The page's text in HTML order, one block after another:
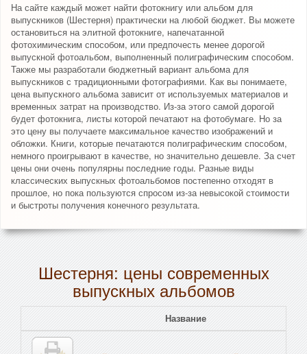
На сайте каждый может найти фотокнигу или альбом для
выпускников (Шестерня) практически на любой бюджет. Вы можете
остановиться на элитной фотокниге, напечатанной
фотохимическим способом, или предпочесть менее дорогой
выпускной фотоальбом, выполненный полиграфическим способом.
Также мы разработали бюджетный вариант альбома для
выпускников с традиционными фотографиями. Как вы понимаете,
цена выпускного альбома зависит от используемых материалов и
временных затрат на производство. Из-за этого самой дорогой
будет фотокнига, листы которой печатают на фотобумаге. Но за
это цену вы получаете максимальное качество изображений и
обложки. Книги, которые печатаются полиграфическим способом,
немного проигрывают в качестве, но значительно дешевле. За счет
цены они очень популярны последние годы. Разные виды
классических выпускных фотоальбомов постепенно отходят в
прошлое, но пока пользуются спросом из-за невысокой стоимости
и быстроты получения конечного результата.
Шестерня: цены современных
выпускных альбомов
Название